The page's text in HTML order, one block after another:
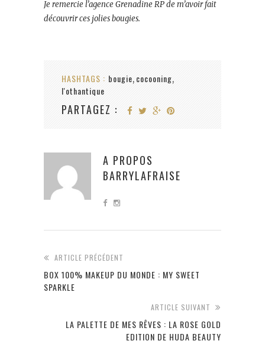
Je remercie l’agence Grenadine RP de m’avoir fait
découvrir ces jolies bougies.
HASHTAGS : bougie, cocooning,
l'othantique
PARTAGEZ :
A PROPOS
BARRYLAFRAISE
ARTICLE PRÉCÉDENT
BOX 100% MAKEUP DU MONDE : MY SWEET
SPARKLE
ARTICLE SUIVANT
LA PALETTE DE MES RÊVES : LA ROSE GOLD
EDITION DE HUDA BEAUTY